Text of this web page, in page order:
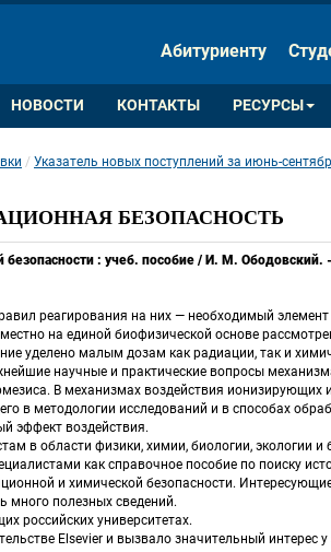
A
ИЗОБРАЖЕНИЯ
Абитуриенту
НОВОСТИ КОНТАКТЫ РЕСУРСЫ
Указатель новых поступлений за июнь-сентябрь 2015
БЕЗОПАСНОСТЬ
: учеб. пособие / И. М. Ободовский.
реагирования на них — необходимый
на единой биофизической основе
уделено малым дозам как радиации, так и
научные и практические вопросы
В механизмах воздействия ионизирующих
в методологии исследований и в способах
эффект воздействия.
в области физики, химии, биологии, экологии и
как справочное пособие по поиску
и химической безопасности.
много полезных сведений.
российских университетах.
Elsevier и вызвало значительный интерес